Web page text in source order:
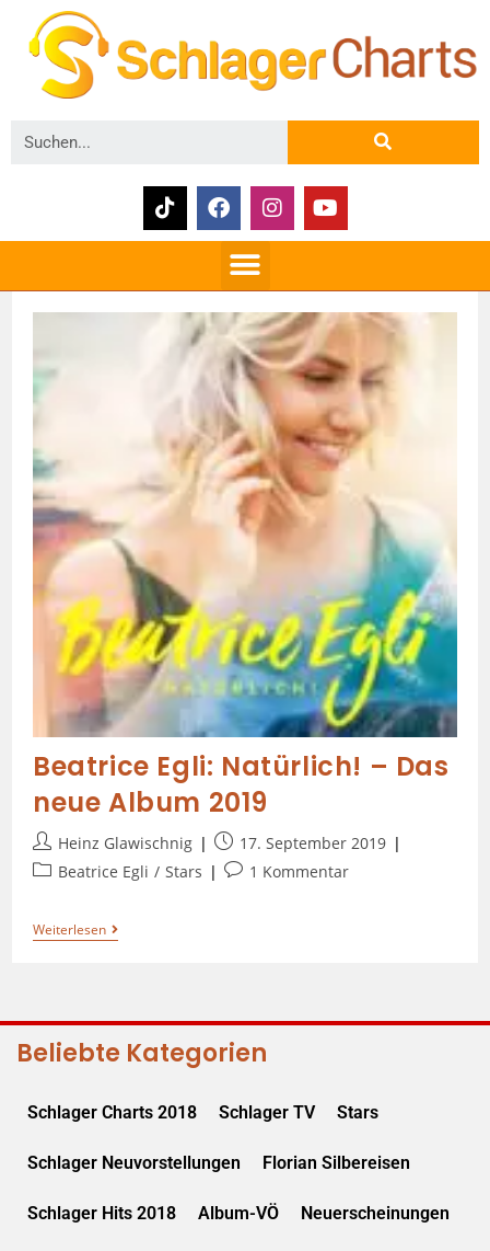
Beatrice Egli: Natürlich! – Das
neue Album 2019
Heinz Glawischnig
17. September 2019
Beatrice Egli / Stars 1 Kommentar
Weiterlesen
Beliebte Kategorien
Schlager Charts 2018 Schlager TV Stars
Schlager Neuvorstellungen Florian Silbereisen
Schlager Hits 2018 Album-VÖ Neuerscheinungen